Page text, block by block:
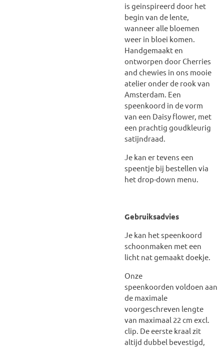
is geinspireerd door het
begin van de lente,
wanneer alle bloemen
weer in bloei komen.
Handgemaakt en
ontworpen door Cherries
and chewies in ons mooie
atelier onder de rook van
Amsterdam. Een
speenkoord in de vorm
van een Daisy flower, met
een prachtig goudkleurig
satijndraad.
Je kan er tevens een
speentje bij bestellen via
het drop-down menu.
Gebruiksadvies
Je kan het speenkoord
schoonmaken met een
licht nat gemaakt doekje.
Onze
speenkoorden voldoen aan
de maximale
voorgeschreven lengte
van maximaal 22 cm excl.
clip. De eerste kraal zit
altijd dubbel bevestigd,